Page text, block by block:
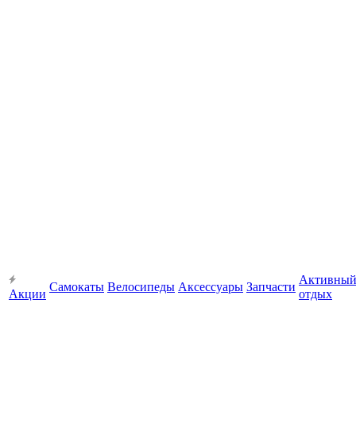
Акции
Самокаты Велосипеды Аксессуары Запчасти
Активный
отдых